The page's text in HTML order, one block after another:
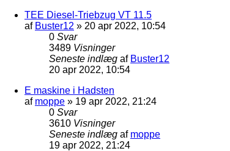
TEE Diesel-Triebzug VT 11.5
af Buster12 » 20 apr 2022, 10:54
0 Svar
3489 Visninger
Seneste indlæg af Buster12
20 apr 2022, 10:54
E maskine i Hadsten
af moppe » 19 apr 2022, 21:24
0 Svar
3610 Visninger
Seneste indlæg af moppe
19 apr 2022, 21:24